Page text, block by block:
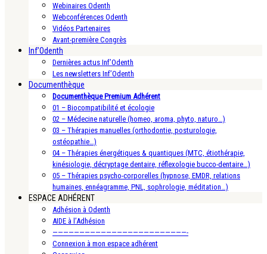
Webinaires Odenth
Webconférences Odenth
Vidéos Partenaires
Avant-première Congrès
Inf’Odenth
Dernières actus Inf’Odenth
Les newsletters Inf’Odenth
Documenthèque
Documenthèque Premium Adhérent
01 – Biocompatibilité et écologie
02 – Médecine naturelle (homeo, aroma, phyto, naturo…)
03 – Thérapies manuelles (orthodontie, posturologie,
ostéopathie…)
04 – Thérapies énergétiques & quantiques (MTC, étiothérapie,
kinésiologie, décryptage dentaire, réflexologie bucco-dentaire…)
05 – Thérapies psycho-corporelles (hypnose, EMDR, relations
humaines, ennéagramme, PNL, sophrologie, méditation…)
ESPACE ADHÉRENT
Adhésion à Odenth
AIDE à l’Adhésion
—————————————————————————-
Connexion à mon espace adhérent